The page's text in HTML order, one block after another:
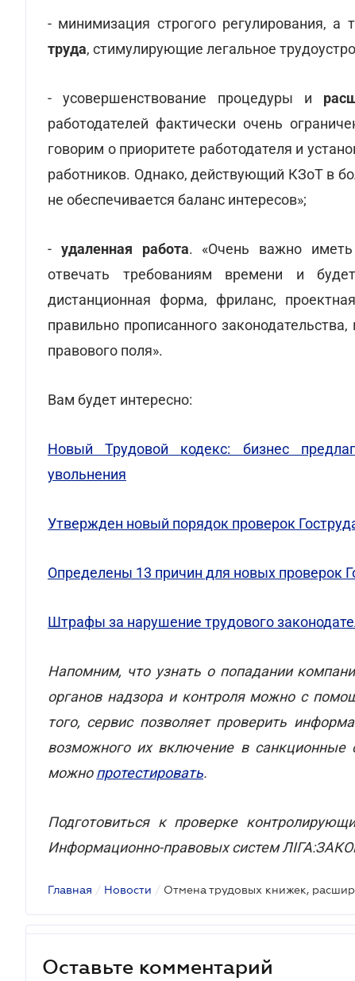
- минимизация строгого регулирования, а
труда, стимулирующие легальное
- усовершенствование процедуры и
работодателей фактически очень
говорим о приоритете работодателя и
работников. Однако, действующий КЗоТ в
не обеспечивается баланс интересов»;
- удаленная работа. «Очень важно
отвечать требованиям времени и
дистанционная форма, фриланс,
правильно прописанного
правового поля».
Вам будет интересно:
Новый Трудовой кодекс: бизнес
увольнения
Утвержден новый порядок проверок
Определены 13 причин для новых проверок
Штрафы за нарушение трудового
Напомним, что узнать о попадании
органов надзора и контроля можно с
того, сервис позволяет проверить
возможного их включение в
можнопротестировать.
Подготовиться к проверке
Информационно-правовых систем
Главная / Новости /
Оставьте комментарий